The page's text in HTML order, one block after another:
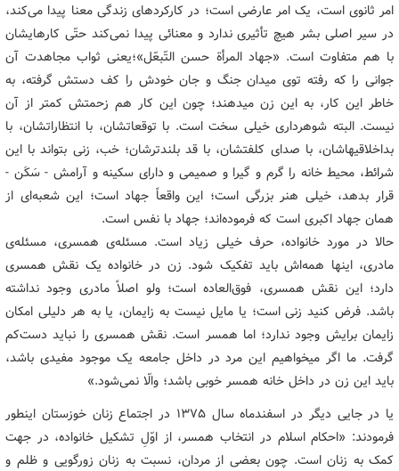
امر ثانوی است، یک امر عارضی است؛ در کارکردهای زندگی معنا پیدا می‌کند،
در سیر اصلی بشر هیچ تأثیری ندارد و معنائی پیدا نمی‌کند حتّی کارهایشان
با هم متفاوت است. «جهاد المرأة حسن التّبعّل»؛یعنی ثواب مجاهدت آن
جوانی را که رفته توی میدان جنگ و جان خودش را کف دستش گرفته، به
خاطر این کار، به این زن میدهند؛ چون این کار هم زحمتش کمتر از آن
نیست. البته شوهرداری خیلی سخت است. با توقعاتشان، با انتظاراتشان، با
بداخلاقیهاشان، با صدای کلفتشان، با قد بلندترشان؛ خب، زنی بتواند با این
شرائط، محیط خانه را گرم و گیرا و صمیمی و دارای سکینه و آرامش - سَکَن -
قرار بدهد، خیلی هنر بزرگی است؛ این واقعاً جهاد است؛ این شعبه‌ای از
همان جهاد اکبری است که فرموده‌اند؛ جهاد با نفس است.
حالا در مورد خانواده، حرف خیلی زیاد است. مسئله‌ی همسری، مسئله‌ی
مادری، اینها همه‌اش باید تفکیک شود. زن در خانواده یک نقش همسری
دارد؛ این نقش همسری، فوق‌العاده است؛ ولو اصلاً مادری وجود نداشته
باشد. فرض کنید زنی است؛ یا مایل نیست به زایمان، یا به هر دلیلی امکان
زایمان برایش وجود ندارد؛ اما همسر است. نقش همسری را نباید دست‌کم
گرفت. ما اگر میخواهیم این مرد در داخل جامعه یک موجود مفیدی باشد،
باید این زن در داخل خانه همسر خوبی باشد؛ والّا نمی‌شود.»
یا در جایی دیگر در اسفندماه سال ۱۳۷۵ در اجتماع زنان خوزستان اینطور
فرمودند: «احکام اسلام در انتخاب همسر، از اوّلِ تشکیل خانواده، در جهت
کمک به زنان است. چون بعضی از مردان، نسبت به زنان زورگویی و ظلم و